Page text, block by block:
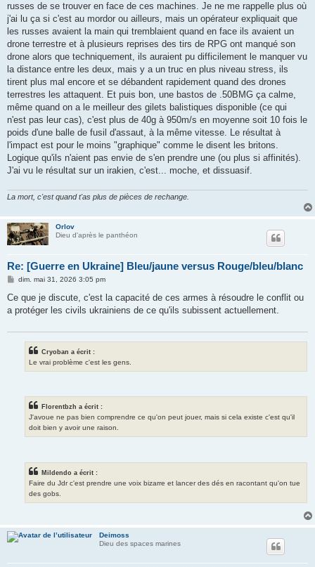
russes de se trouver en face de ces machines. Je ne me rappelle plus où
j'ai lu ça si c'est au mordor ou ailleurs, mais un opérateur expliquait que
les russes avaient la main qui tremblaient quand en face ils avaient un
drone terrestre et à plusieurs reprises des tirs de RPG ont manqué son
drone alors que techniquement, ils auraient pu difficilement le manquer vu
la distance entre les deux, mais y a un truc en plus niveau stress, ils
tirent plus mal encore et se débandent rapidement quand des drones
terrestres les attaquent. Et puis bon, une bastos de .50BMG ça calme,
même quand on a le meilleur des gilets balistiques disponible (ce qui
n'est pas leur cas), c'est plus de 40g à 950m/s en moyenne soit 10 fois le
poids d'une balle de fusil d'assaut, à la même vitesse. Le résultat à
l'impact est pour le moins "graphique" comme le disent les britons.
Logique qu'ils n'aient pas envie de s'en prendre une (ou plus si affinités).
J'ai vu le résultat sur un irakien, c'est... moche, et dissuasif.
La mort, c'est quand t'as plus de pièces de rechange.
Orlov
Dieu d'après le panthéon
Re: [Guerre en Ukraine] Bleu/jaune versus Rouge/bleu/blanc
M
s
a
dim. mai 31, 2026 3:05 pm
Ce que je discute, c'est la capacité de ces armes à résoudre le conflit ou
a protéger les civils ukrainiens de ce qu'ils subissent actuellement.
Cryoban a écrit :
Le vrai problème c'est les gens.
Florentbzh a écrit :
J'avoue ne pas bien comprendre ce qu'on peut jouer, mais si cela existe c'est qu'il
doit bien y avoir une raison.
Mildendo a écrit :
Faire du Jdr c'est prendre une voix bizarre et lancer des dés en racontant qu'on tue
des gobs.
Deimoss
Dieu des spaces marines